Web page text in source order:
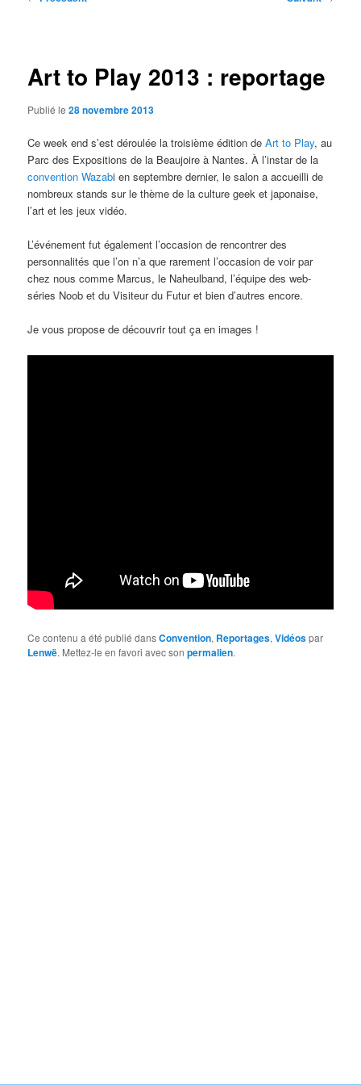
Art to Play 2013 : reportage
Publié le28 novembre 2013
Ce week end s’est déroulée la troisième édition deArt to Play, au
Parc des Expositions de la Beaujoire à Nantes. À l’instar de la
convention Wazabi en septembre dernier, le salon a accueilli de
nombreux stands sur le thème de la culture geek et japonaise,
l’art et les jeux vidéo.
L’événement fut également l’occasion de rencontrer des
personnalités que l’on n’a que rarement l’occasion de voir par
chez nous comme Marcus, le Naheulband, l’équipe des web-
séries Noob et du Visiteur du Futur et bien d’autres encore.
Je vous propose de découvrir tout ça en images !
Ce contenu a été publié dansConvention, Reportages,Vidéospar
Lenwë. Mettez-le en favori avec sonpermalien.